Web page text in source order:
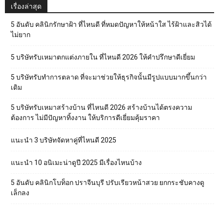
เรื่องล่าสุด
5 อันดับ คลินิกรักษาฝ้า ที่ไหนดี ที่หมดปัญหาให้หน้าใส ไร้ฝ้าและสิวได้
ไม่ยาก
5 บริษัทรับเหมาตกแต่งภายใน ที่ไหนดี 2026 ให้คำปรึกษาดีเยี่ยม
5 บริษัทรับทำการตลาด ที่จะมาช่วยให้ธุรกิจนั้นมีรูปแบบมากขึ้นกว่า
เดิม
5 บริษัทรับเหมาสร้างบ้าน ที่ไหนดี 2026 สร้างบ้านได้ตรงความ
ต้องการ ไม่มีปัญหาทิ้งงาน ให้บริการดีเยี่ยมคุ้มราคา
แนะนำ 3 บริษัทจัดหาคู่ที่ไหนดี 2025
แนะนำ 10 อนิเมะน่าดูปี 2025 มีเรื่องไหนบ้าง
5 อันดับ คลินิกโบท็อก ปราจีนบุรี ปรับเรียวหน้าสวย ยกกระชับคางดู
เล็กลง